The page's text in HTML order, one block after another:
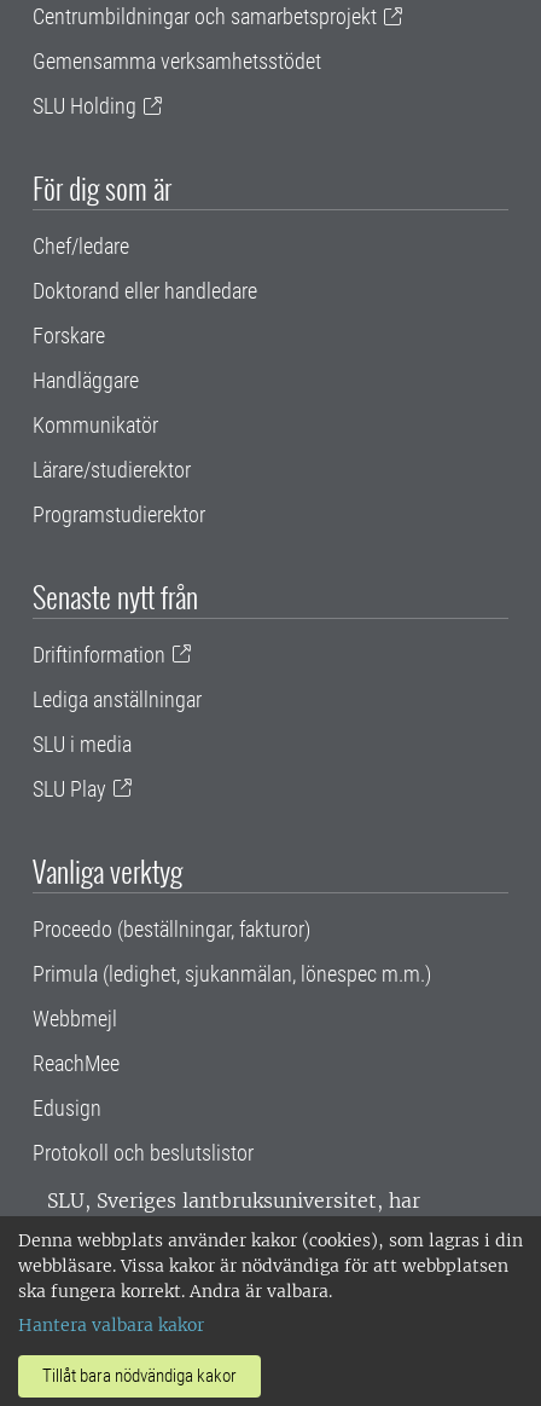
Denna webbplats använder kakor (cookies), som lagras i din
webbläsare. Vissa kakor är nödvändiga för att webbplatsen
ska fungera korrekt. Andra är valbara.
Hantera valbara kakor
Tillåt bara nödvändiga kakor
Centrumbildningar och samarbetsprojekt
Gemensamma verksamhetsstödet
SLU Holding
För dig som är
Chef/ledare
Doktorand eller handledare
Forskare
Handläggare
Kommunikatör
Lärare/studierektor
Programstudierektor
Senaste nytt från
Driftinformation
Lediga anställningar
SLU i media
SLU Play
Vanliga verktyg
Proceedo (beställningar, fakturor)
Primula (ledighet, sjukanmälan, lönespec m.m.)
Webbmejl
ReachMee
Edusign
Protokoll och beslutslistor
SLU, Sveriges lantbruksuniversitet, har
verksamhet över hela Sverige. Huvudorter är
Alnarp, Uppsala och Umeå.SLU är
miljöcertifierat enligt ISO 14001. •
018-67 10 00 • Org nr: 202100-2817 •
Om SLU:s webbplatser